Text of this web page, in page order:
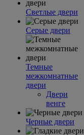
Светлые двери
Серые двери
Темные
межкомнатные
двери
Двери
венге
Черные двери